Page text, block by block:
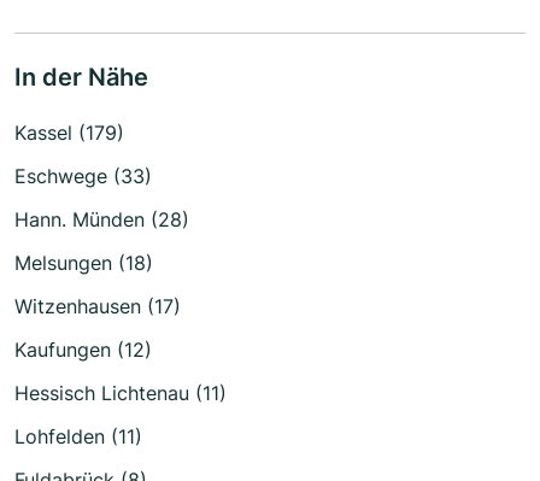
In der Nähe
Kassel (179)
Eschwege (33)
Hann. Münden (28)
Melsungen (18)
Witzenhausen (17)
Kaufungen (12)
Hessisch Lichtenau (11)
Lohfelden (11)